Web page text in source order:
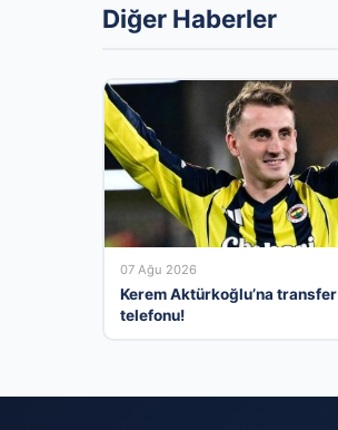
Diğer Haberler
07 Ağu 2026
Kerem Aktürkoğlu’na transfer
telefonu!